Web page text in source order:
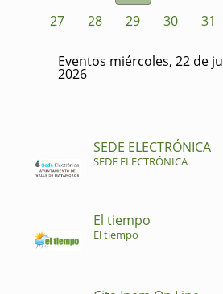
27
28 29 30 31
Eventos miércoles, 22 de
2026
SEDE ELECTRÓNICA
SEDE ELECTRÓNICA
El tiempo
El tiempo